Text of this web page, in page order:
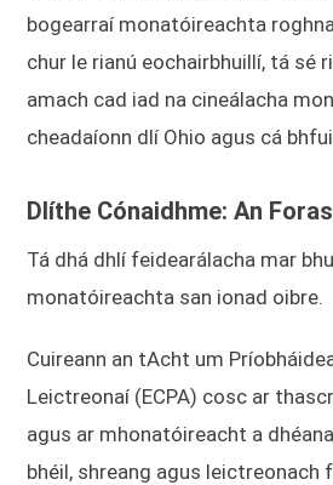
bogearraí monatóireachta
chur le rianú eochairbhuillí, tá sé
amach cad iad na cineálacha
cheadaíonn dlí Ohio agus cá
Dlíthe Cónaidhme: An Foras
Tá dhá dhlí feidearálacha mar
monatóireachta san ionad oibre.
Cuireann an tAcht um
Leictreonaí (ECPA) cosc ​​ar
agus ar mhonatóireacht a
bhéil, shreang agus leictreonach